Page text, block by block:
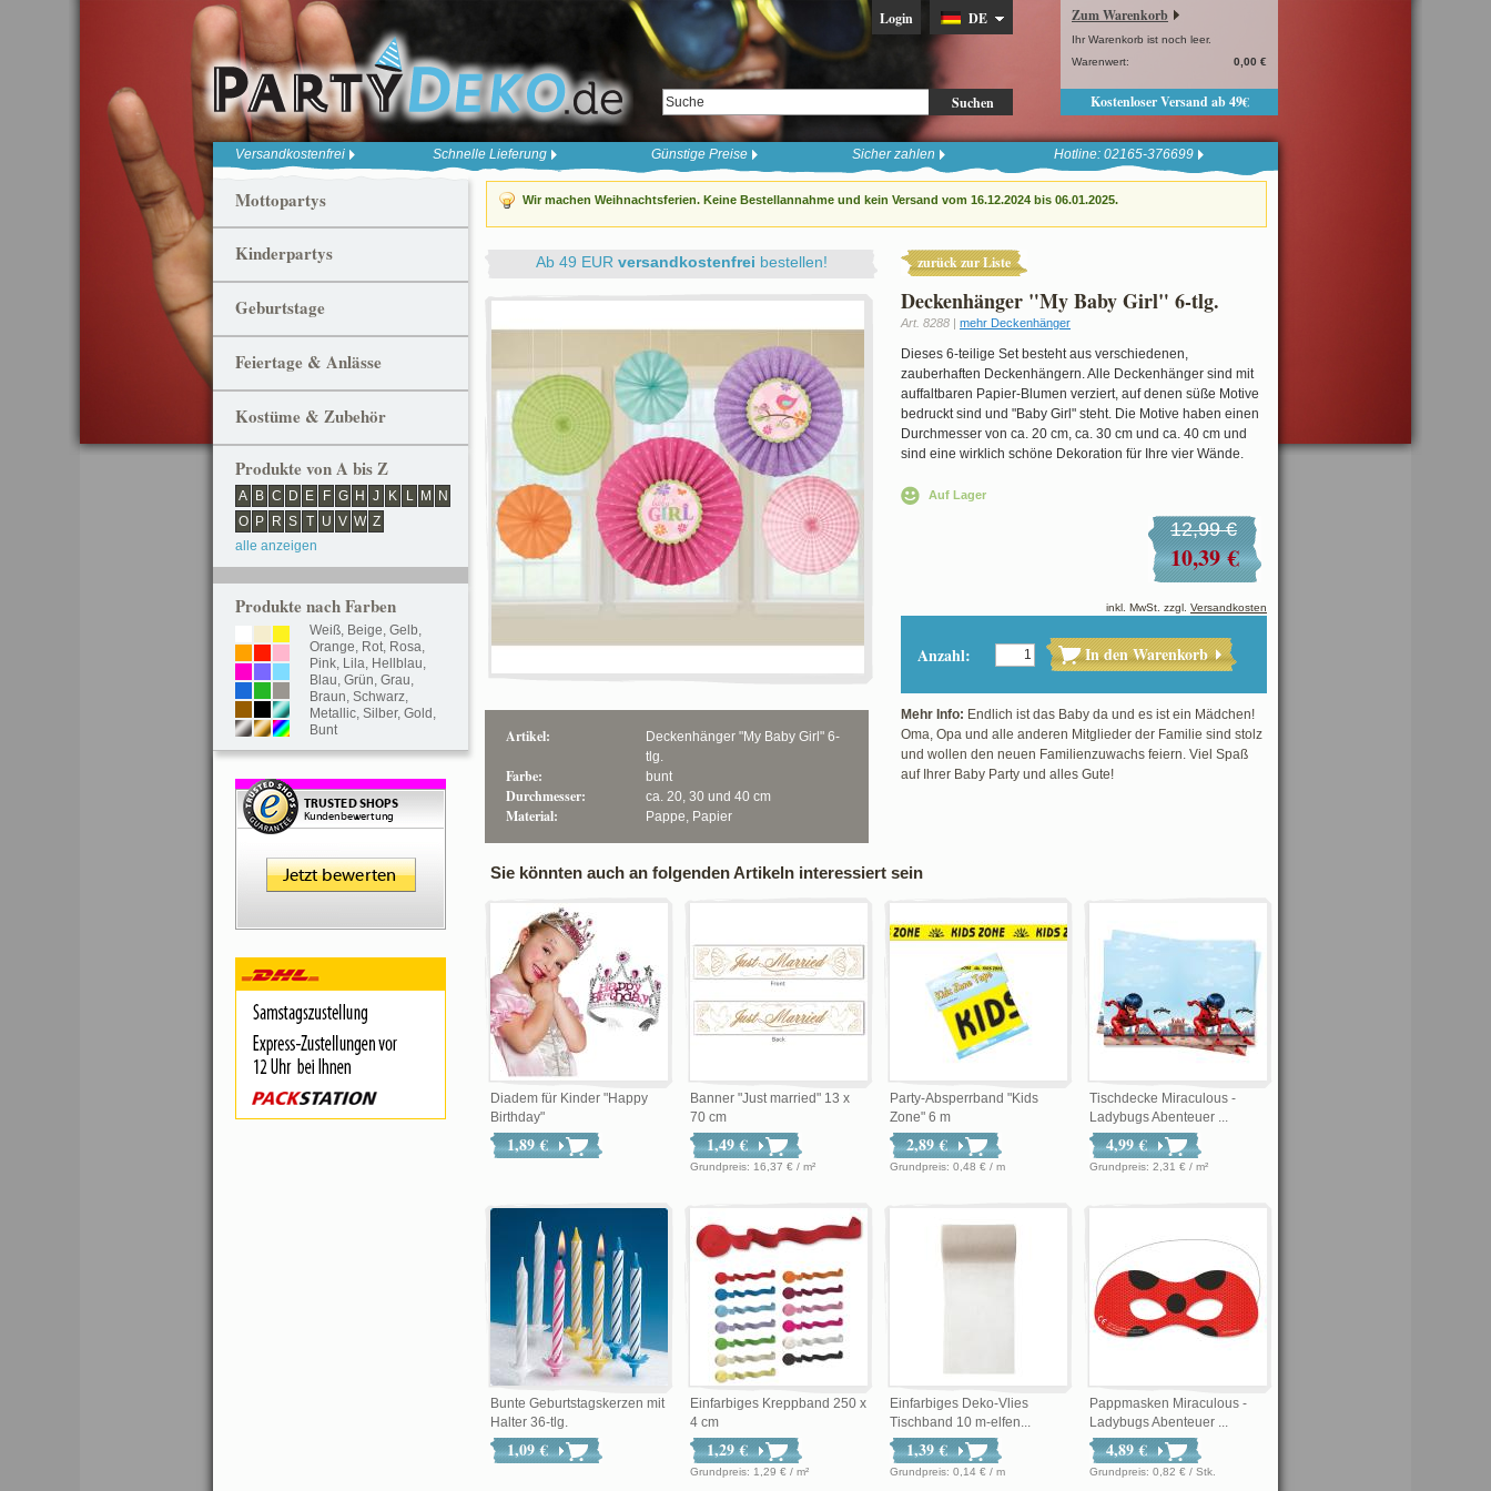
Suchen
Login DE Zum Warenkorb
Ihr Warenkorb ist noch leer.
Warenwert:
0,00 €
Kostenloser Versand ab 49€
Versandkostenfrei Schnelle Lieferung Günstige Preise Sicher zahlen Hotline: 02165-376699
Wir machen Weihnachtsferien. Keine Bestellannahme und kein Versand vom 16.12.2024 bis 06.01.2025.
zurück zur Liste
Deckenhänger "My Baby Girl" 6-tlg.
Art. 8288 | mehr Deckenhänger
Dieses 6-teilige Set besteht aus verschiedenen,
zauberhaften Deckenhängern. Alle Deckenhänger sind mit
auffaltbaren Papier-Blumen verziert, auf denen süße Motive
bedruckt sind und "Baby Girl" steht. Die Motive haben einen
Durchmesser von ca. 20 cm, ca. 30 cm und ca. 40 cm und
sind eine wirklich schöne Dekoration für Ihre vier Wände.
Auf Lager
12,99 €
10,39 €
inkl. MwSt. zzgl. Versandkosten
Anzahl: In den Warenkorb
Mehr Info: Endlich ist das Baby da und es ist ein Mädchen!
Oma, Opa und alle anderen Mitglieder der Familie sind stolz
und wollen den neuen Familienzuwachs feiern. Viel Spaß
auf Ihrer Baby Party und alles Gute!
Ab 49 EUR versandkostenfrei bestellen!
Artikel:
Deckenhänger "My Baby Girl" 6-
tlg.
Farbe: bunt
Durchmesser: ca. 20, 30 und 40 cm
Material: Pappe, Papier
Sie könnten auch an folgenden Artikeln interessiert sein
Diadem für Kinder "Happy
Birthday"
1,89 €
Banner "Just married" 13 x
70 cm
1,49 €
Grundpreis: 16,37 € / m²
Party-Absperrband "Kids
Zone" 6 m
2,89 €
Grundpreis: 0,48 € / m
Tischdecke Miraculous -
Ladybugs Abenteuer ...
4,99 €
Grundpreis: 2,31 € / m²
Bunte Geburtstagskerzen mit
Halter 36-tlg.
1,09 €
Einfarbiges Kreppband 250 x
4 cm
1,29 €
Grundpreis: 1,29 € / m²
Einfarbiges Deko-Vlies
Tischband 10 m-elfen...
1,39 €
Grundpreis: 0,14 € / m
Pappmasken Miraculous -
Ladybugs Abenteuer ...
4,89 €
Grundpreis: 0,82 € / Stk.
Mottopartys
Kinderpartys
Geburtstage
Feiertage & Anlässe
Kostüme & Zubehör
Produkte von A bis Z
A B C D E F G H J K L M
N
O
P R S T U V W Z
alle anzeigen
Produkte nach Farben
Weiß, Beige, Gelb,
Orange, Rot, Rosa,
Pink, Lila, Hellblau,
Blau, Grün, Grau,
Braun, Schwarz,
Metallic, Silber, Gold ,
Bunt